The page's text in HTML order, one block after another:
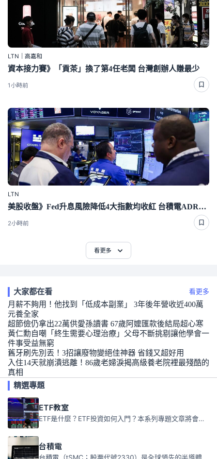
LTN｜高嘉和
資本接力賽》「貢茶」換了第4任老闆 台灣創辦人賺最少
1小時前
LTN
美股收盤》Fed升息風險降低4大指數均收紅 台積電ADR漲0.44％
2小時前
看更多
大家都在看 看更多
月薪不夠用！他找到「低成本副業」 3年後年營收近400萬
元養全家
超節儉仍拿出22萬供愛孫讀書 67歲阿嬤匯款後結局超心寒
黃仁勳自嘲「終生需要心理治療」父母不斷挑剔讓他學會一
件事受益無窮
舊牙刷先別丟！3招讓廢物變絕佳神器 省錢又超好用
入住14天就崩潰逃離！86歲老婦淚揭高級養老院裡最殘酷的
真相
精選專題
ETF教室
ETF是什麼？ETF投資如何入門？本系列專題文章將會告訴你新手必須知道的ETF基礎知識。
台積電